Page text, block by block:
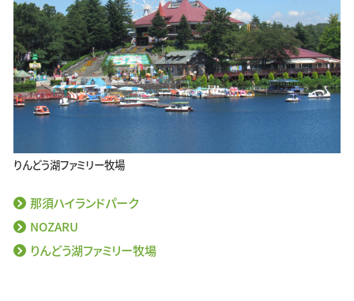
りんどう湖ファミリー牧場
那須ハイランドパーク
NOZARU
りんどう湖ファミリー牧場